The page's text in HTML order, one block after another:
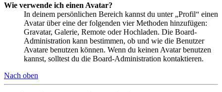
Wie verwende ich einen Avatar?
In deinem persönlichen Bereich kannst du unter „Profil“ einen
Avatar über eine der folgenden vier Methoden hinzufügen:
Gravatar, Galerie, Remote oder Hochladen. Die Board-
Administration kann bestimmen, ob und wie die Benutzer
Avatare benutzen können. Wenn du keinen Avatar benutzen
kannst, solltest du die Board-Administration kontaktieren.
Nach oben